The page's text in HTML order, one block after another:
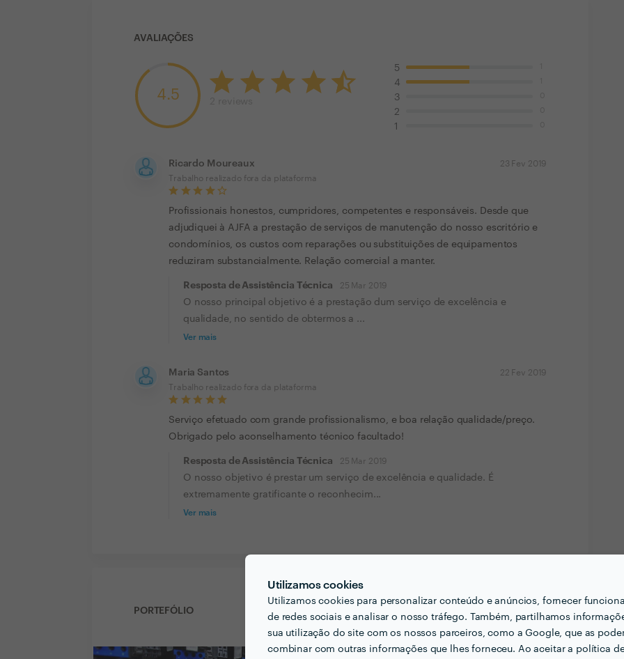
Utilizamos cookies
Utilizamos cookies para personalizar conteúdo e anúncios, fornecer
de redes sociais e analisar o nosso tráfego. Também, partilhamos
sua utilização do site com os nossos parceiros, como a Google, que as
combinar com outras informações que lhes forneceu. Ao aceitar a política
AVALIAÇÕES
4.5
5
4
3
2
1
Ricardo Moureaux
Trabalho realizado fora da plataforma
23 Fev 2019
Profissionais honestos, cumpridores, competentes e responsáveis. Desde que
adjudiquei à AJFA a prestação de serviços de manutenção do nosso escritório e
condomínios, os custos com reparações ou substituições de equipamentos
reduziram substancialmente. Relação comercial a manter.
Resposta de Assistência Técnica 25 Mar 2019
O nosso principal objetivo é a prestação dum serviço de excelência e
qualidade, no sentido de obtermos a ...
Ver mais
Maria Santos
Trabalho realizado fora da plataforma
22 Fev 2019
Serviço efetuado com grande profissionalismo, e boa relação qualidade/preço.
Obrigado pelo aconselhamento técnico facultado!
Resposta de Assistência Técnica 25 Mar 2019
O nosso objetivo é prestar um serviço de excelência e qualidade. É
extremamente gratificante o reconhecim...
Ver mais
PORTEFÓLIO